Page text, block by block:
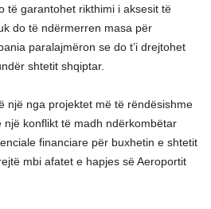
të garantohet rikthimi i aksesit të
do të ndërmerren masa për
paralajmëron se do t’i drejtohet
shtetit shqiptar.
një nga projektet më të rëndësishme
konflikt të madh ndërkombëtar
financiare për buxhetin e shtetit
mbi afatet e hapjes së Aeroportit